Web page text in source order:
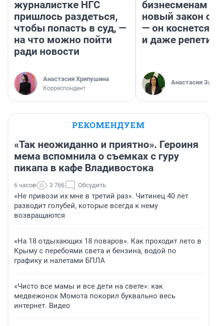
журналистке НГС
пришлось раздеться,
чтобы попасть в суд, —
на что можно пойти
ради новости
Анастасия Хрипушина
Корреспондент
бизнесменам
новый закон о
— он коснется
и даже
Анастасия
РЕКОМЕНДУЕМ
«Так неожиданно и приятно». Героиня
мема вспомнила о съемках с гуру
пикапа в кафе Владивостока
6 часов 3 766 Обсудить
«Не привози их мне в третий раз». Читинец 40 лет
разводит голубей, которые всегда к нему
возвращаются
«На 18 отдыхающих 18 поваров». Как проходит лето в
Крыму с перебоями света и бензина, водой по
графику и налетами БПЛА
«Чисто все мамы и все дети на свете»: как
медвежонок Момота покорил буквально весь
интернет. Видео